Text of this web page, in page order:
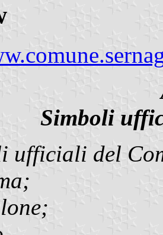
Simboli
ufficiali del